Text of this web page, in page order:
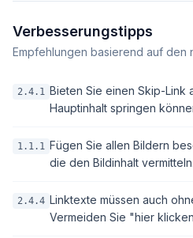
Verbesserungstipps
Empfehlungen basierend auf den
2.4.1 Bieten Sie einen Skip-Link
Hauptinhalt springen
1.1.1 Fügen Sie allen Bildern
die den Bildinhalt vermitteln.
2.4.4 Linktexte müssen auch
Vermeiden Sie "hier